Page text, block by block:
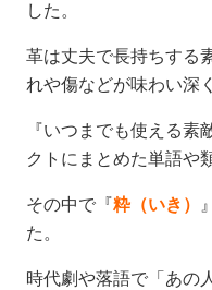
した。
革は丈夫で長持ちする
れや傷などが味わい深
『いつまでも使える
クトにまとめた単語や
その中で『粋（いき）
た。
時代劇や落語で「あの